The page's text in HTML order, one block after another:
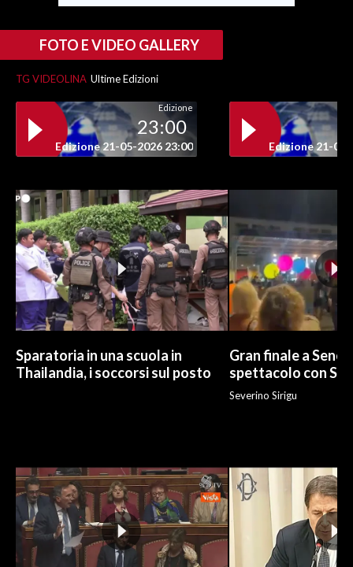
FOTO E VIDEO GALLERY
TG VIDEOLINA Ultime Edizioni
Edizione
23:00
Edizione 21-05-2026 23:00 Edizione 21-05-
Sparatoria in una scuola in
Thailandia, i soccorsi sul posto
Gran finale a
spettacolo con
Severino Sirigu